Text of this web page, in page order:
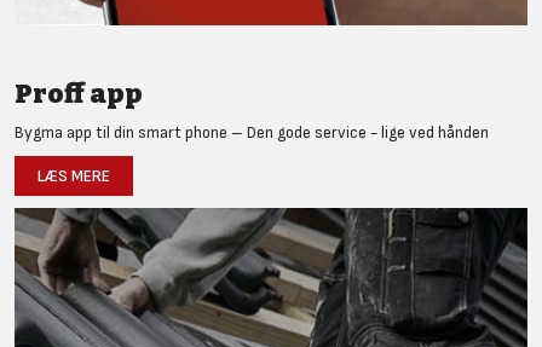
Proff app
Bygma app til din smart phone – Den gode service - lige ved hånden
LÆS MERE